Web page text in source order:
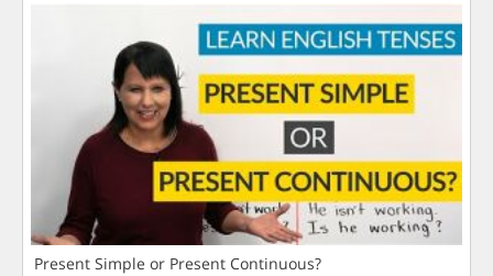
Present Simple or Present Continuous?